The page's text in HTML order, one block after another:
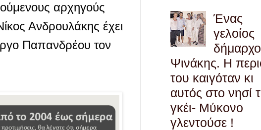
αρχηγούς
Ανδρουλάκης έχει
Παπανδρέου τον
Ένας
γελοίος
Ψινάκης. Η
του καιγόταν κι
αυτός στο νησί
γκέι- Μύκονο
γλεντούσε !